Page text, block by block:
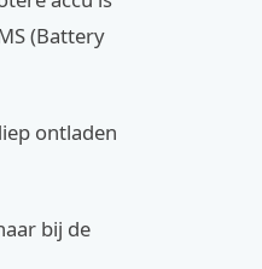
(Battery
ontladen
bij de